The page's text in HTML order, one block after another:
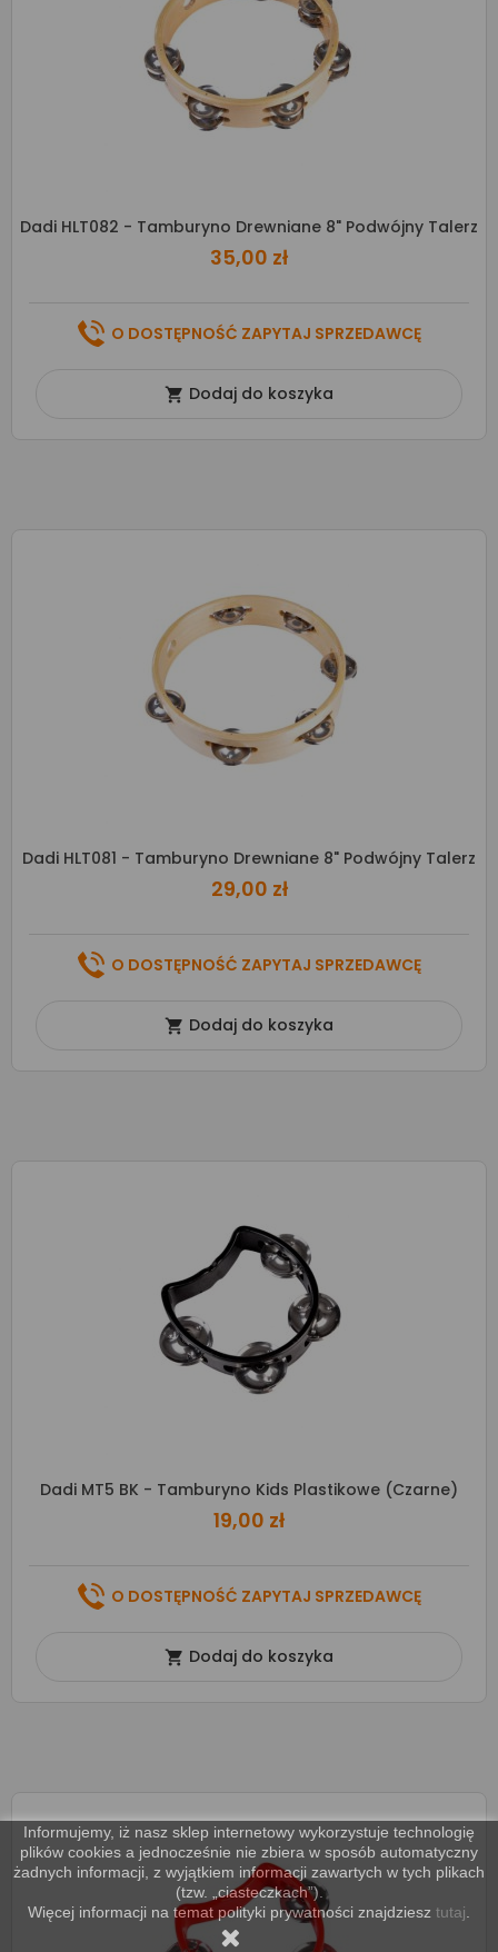
Informujemy, iż nasz sklep internetowy wykorzystuje technologię
plików cookies a jednocześnie nie zbiera w sposób automatyczny
żadnych informacji, z wyjątkiem informacji zawartych w tych plikach
(tzw. „ciasteczkach”).
Więcej informacji na temat polityki prywatności znajdziesz tutaj
Dadi HLT082 - Tamburyno Drewniane 8" Podwójny Talerz
35,00 zł
O DOSTĘPNOŚĆ ZAPYTAJ SPRZEDAWCĘ
 Dodaj do koszyka
Dadi HLT081 - Tamburyno Drewniane 8" Podwójny Talerz
29,00 zł
O DOSTĘPNOŚĆ ZAPYTAJ SPRZEDAWCĘ
 Dodaj do koszyka
Dadi MT5 BK - Tamburyno Kids Plastikowe (czarne)
19,00 zł
O DOSTĘPNOŚĆ ZAPYTAJ SPRZEDAWCĘ
 Dodaj do koszyka